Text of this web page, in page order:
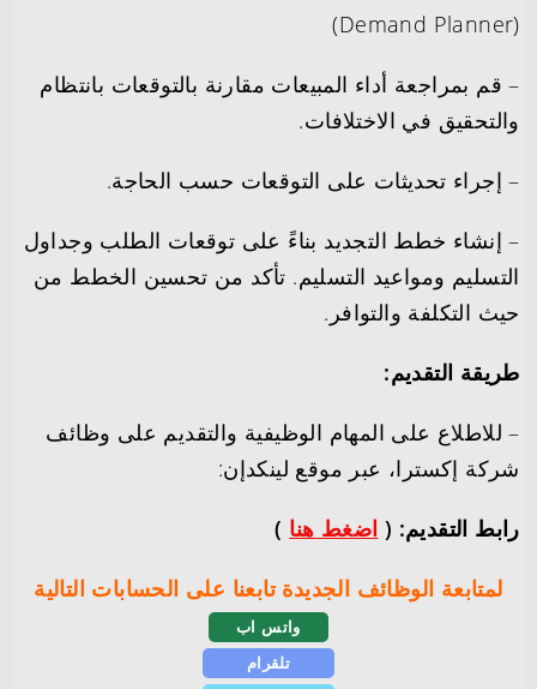
(Demand Planner)
– قم بمراجعة أداء المبيعات مقارنة بالتوقعات بانتظام
والتحقيق في الاختلافات.
– إجراء تحديثات على التوقعات حسب الحاجة.
– إنشاء خطط التجديد بناءً على توقعات الطلب وجداول
التسليم ومواعيد التسليم. تأكد من تحسين الخطط من
حيث التكلفة والتوافر.
طريقة التقديم:
– للاطلاع على المهام الوظيفية والتقديم على وظائف
شركة إكسترا، عبر موقع لينكدإن:
رابط التقديم: ( اضغط هنا )
لمتابعة الوظائف الجديدة تابعنا على الحسابات التالية
واتس اب
تلقرام